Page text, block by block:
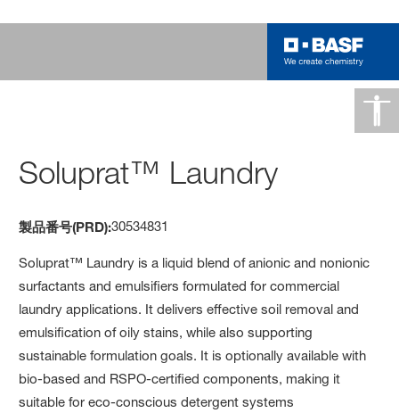
Soluprat™ Laundry
製品番号(PRD):30534831
Soluprat™ Laundry is a liquid blend of anionic and nonionic
surfactants and emulsifiers formulated for commercial
laundry applications. It delivers effective soil removal and
emulsification of oily stains, while also supporting
sustainable formulation goals. It is optionally available with
bio-based and RSPO-certified components, making it
suitable for eco-conscious detergent systems